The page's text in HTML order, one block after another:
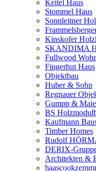
Keitel Haus
Stommel Haus
Sonnleitner
Kinskofer
SKANDIMA
Fullwood
Fingerhut Haus
Objektbau
Huber & Sohn
Regnauer
Gumpp &
BS
Kaufmann
Timber Homes
Rudolf
DERIX-
Architekten &